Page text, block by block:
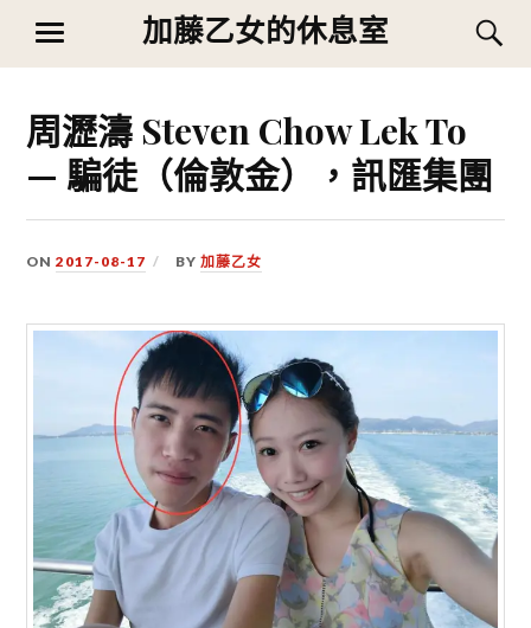
content
加藤乙女的休息室
MENU
周瀝濤 Steven Chow Lek To
— 騙徒（倫敦金），訊匯集團
ON2017-08-17 BY加藤乙女